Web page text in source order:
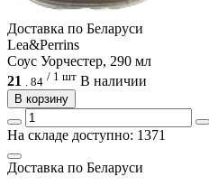
Доcтавка по Беларуси
Lea&Perrins
Соус Уорчестер, 290 мл
21 . 84 / 1 шт В наличии
В корзину
На складе доступно: 1371
Доcтавка по Беларуси